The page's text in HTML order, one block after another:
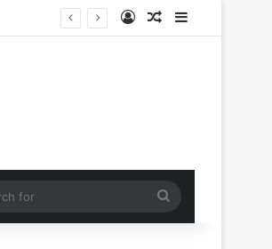
Log InRandom Article
Sidebar
for